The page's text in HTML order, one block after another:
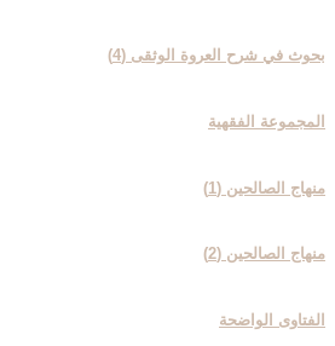
بحوث في شرح العروة الوثقی (4)
المجموعة الفقهیة
منهاج الصالحین (1)
منهاج الصالحین (2)
الفتاوی الواضحة